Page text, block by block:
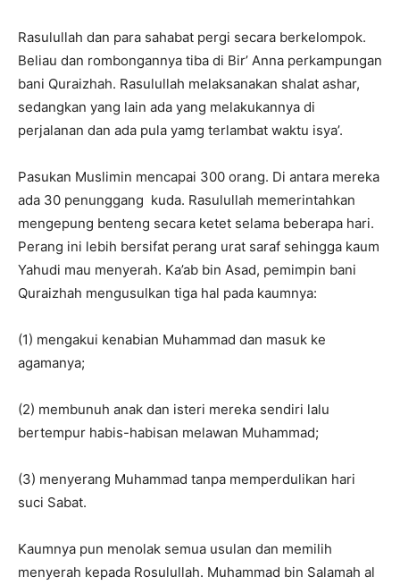
Rasulullah dan para sahabat pergi secara berkelompok.
Beliau dan rombongannya tiba di Bir’ Anna perkampungan
bani Quraizhah. Rasulullah melaksanakan shalat ashar,
sedangkan yang lain ada yang melakukannya di
perjalanan dan ada pula yamg terlambat waktu isya’.
Pasukan Muslimin mencapai 300 orang. Di antara mereka
ada 30 penunggang kuda. Rasulullah memerintahkan
mengepung benteng secara ketet selama beberapa hari.
Perang ini lebih bersifat perang urat saraf sehingga kaum
Yahudi mau menyerah. Ka’ab bin Asad, pemimpin bani
Quraizhah mengusulkan tiga hal pada kaumnya:
(1) mengakui kenabian Muhammad dan masuk ke
agamanya;
(2) membunuh anak dan isteri mereka sendiri lalu
bertempur habis-habisan melawan Muhammad;
(3) menyerang Muhammad tanpa memperdulikan hari
suci Sabat.
Kaumnya pun menolak semua usulan dan memilih
menyerah kepada Rosulullah. Muhammad bin Salamah al